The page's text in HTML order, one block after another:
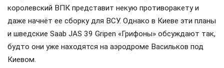
королевский ВПК представит некую противоракету и
даже начнёт ее сборку для ВСУ. Однако в Киеве эти планы
и шведские Saab JAS 39 Gripen «Грифоны» обсуждают так,
будто они уже находятся на аэродроме Васильков под
Киевом.